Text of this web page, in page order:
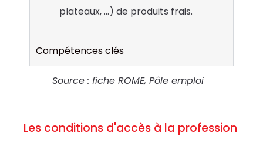
plateaux, …) de produits frais.
Compétences clés
Source : fiche ROME, Pôle emploi
Les conditions d'accès à la profession